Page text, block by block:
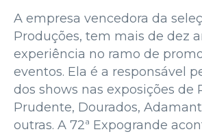
A empresa vencedora da
Produções, tem mais de dez
experiência no ramo de
eventos. Ela é a responsável
dos shows nas exposições de
Prudente, Dourados,
outras. A 72ª Expogrande